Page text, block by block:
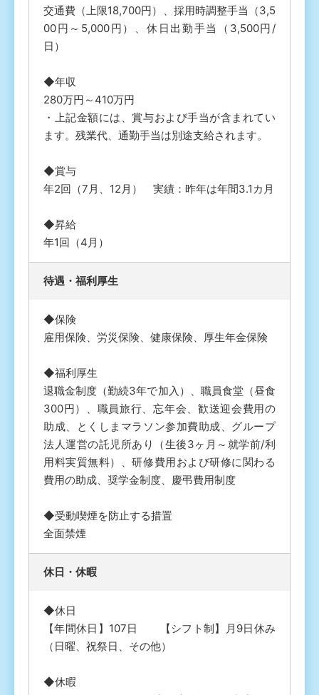
交通費（上限18,700円）、採用時調整手当（3,5
00円～5,000円）、休日出勤手当（3,500円/
日）
◆年収
280万円～410万円
・上記金額には、賞与および手当が含まれてい
ます。残業代、通勤手当は別途支給されます。
◆賞与
年2回（7月、12月） 実績：昨年は年間3.1カ月
◆昇給
年1回（4月）
待遇・福利厚⽣
◆保険
雇用保険、労災保険、健康保険、厚生年金保険
◆福利厚生
退職金制度（勤続3年で加入）、職員食堂（昼食
300円）、職員旅行、忘年会、歓送迎会費用の
助成、とくしまマラソン参加費助成、グループ
法人運営の託児所あり（生後3ヶ月～就学前/利
用料実質無料）、研修費用および研修に関わる
費用の助成、奨学金制度、慶弔費用制度
◆受動喫煙を防止する措置
全面禁煙
休⽇・休暇
◆休日
【年間休日】107日 【シフト制】月9日休み
（日曜、祝祭日、その他）
◆休暇